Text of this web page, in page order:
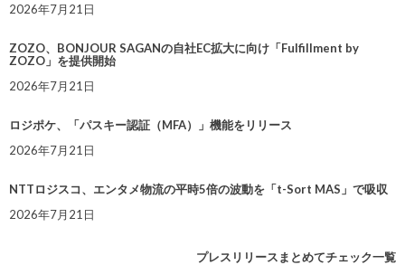
2026年7月21日
ZOZO、BONJOUR SAGANの自社EC拡大に向け「Fulfillment by
ZOZO」を提供開始
2026年7月21日
ロジポケ、「パスキー認証（MFA）」機能をリリース
2026年7月21日
NTTロジスコ、エンタメ物流の平時5倍の波動を「t-Sort MAS」で吸収
2026年7月21日
プレスリリースまとめてチェック一覧